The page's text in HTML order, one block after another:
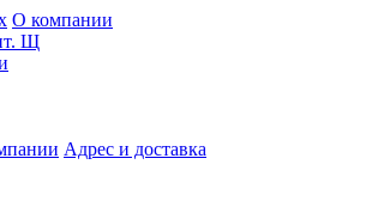
О компании
Щ
Адрес и доставка